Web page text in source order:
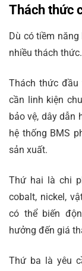
Thách thức
Dù có tiềm
nhiều thách thức.
Thách thức đầu
cần linh kiện
bảo vệ, dây dẫn
hệ thống BMS
sản xuất.
Thứ hai là chi
cobalt, nickel,
có thể biến
hưởng đến giá
Thứ ba là yêu